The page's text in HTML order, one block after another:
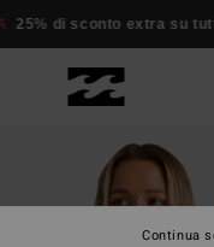
25% di sconto extra su
Continua